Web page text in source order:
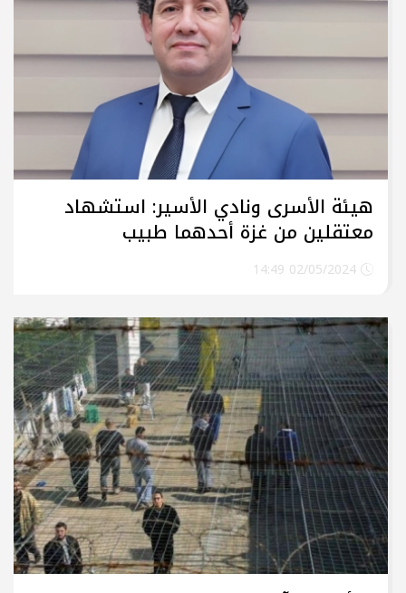
هيئة الأسرى ونادي الأسير: استشهاد
معتقلين من غزة أحدهما طبيب